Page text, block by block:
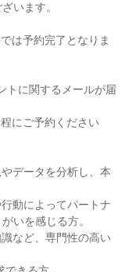
います。
は予約完了となりま
トに関するメールが届
にご予約ください
データを分析し、本
動によってパートナ
いを感じる方。
など、専門性の高い